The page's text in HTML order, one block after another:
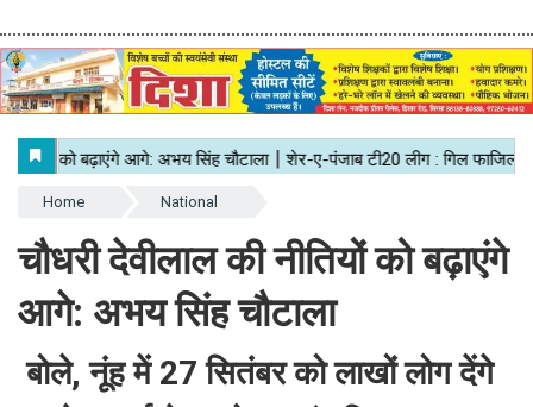
Home National
चौधरी देवीलाल की नीतियों को बढ़ाएंगे
आगे: अभय सिंह चौटाला
बोले, नूंह में 27 सितंबर को लाखों लोग देंगे